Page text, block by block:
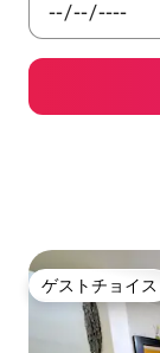
ゲストチョイス
ゲストチョイス